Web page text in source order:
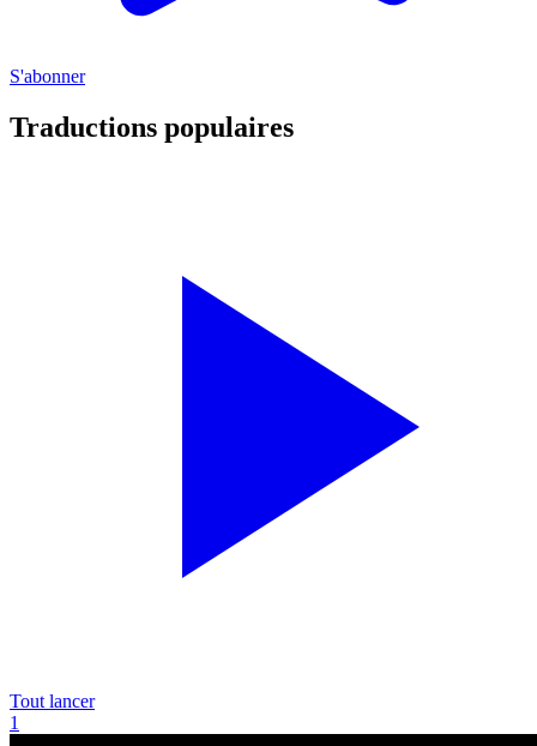
S'abonner
Traductions populaires
Tout lancer
1